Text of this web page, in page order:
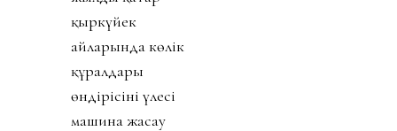
қыркүйек
айларында көлік
құралдары
өндірісінің үлесі
машина жасау